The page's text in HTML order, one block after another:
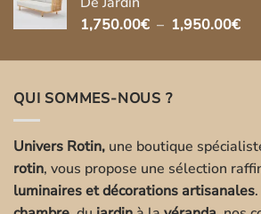
1,750.00€ – 1,950.00€
QUI SOMMES-NOUS ?
Univers Rotin, une boutique
rotin, vous propose une sélection
luminaires et décorations artisanales